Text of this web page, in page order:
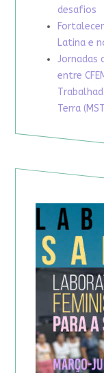
desafios
Latina e
Jornadas
entre
Terra